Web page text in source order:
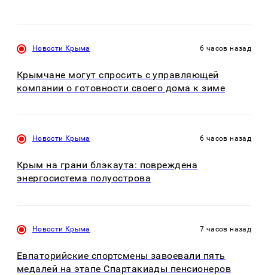
Новости Крыма 6 часов назад
Крымчане могут спросить с управляющей
компании о готовности своего дома к зиме
Новости Крыма 6 часов назад
Крым на грани блэкаута: повреждена
энергосистема полуострова
Новости Крыма 7 часов назад
Евпаторийские спортсмены завоевали пять
медалей на этапе Спартакиады пенсионеров